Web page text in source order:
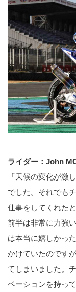
ライダー：John
「天候の変化が激
でした。それでも
仕事をしてくれた
前半は非常に力強
は本当に嬉しかっ
かけていたのです
てしまいました。
ベーションを持っ